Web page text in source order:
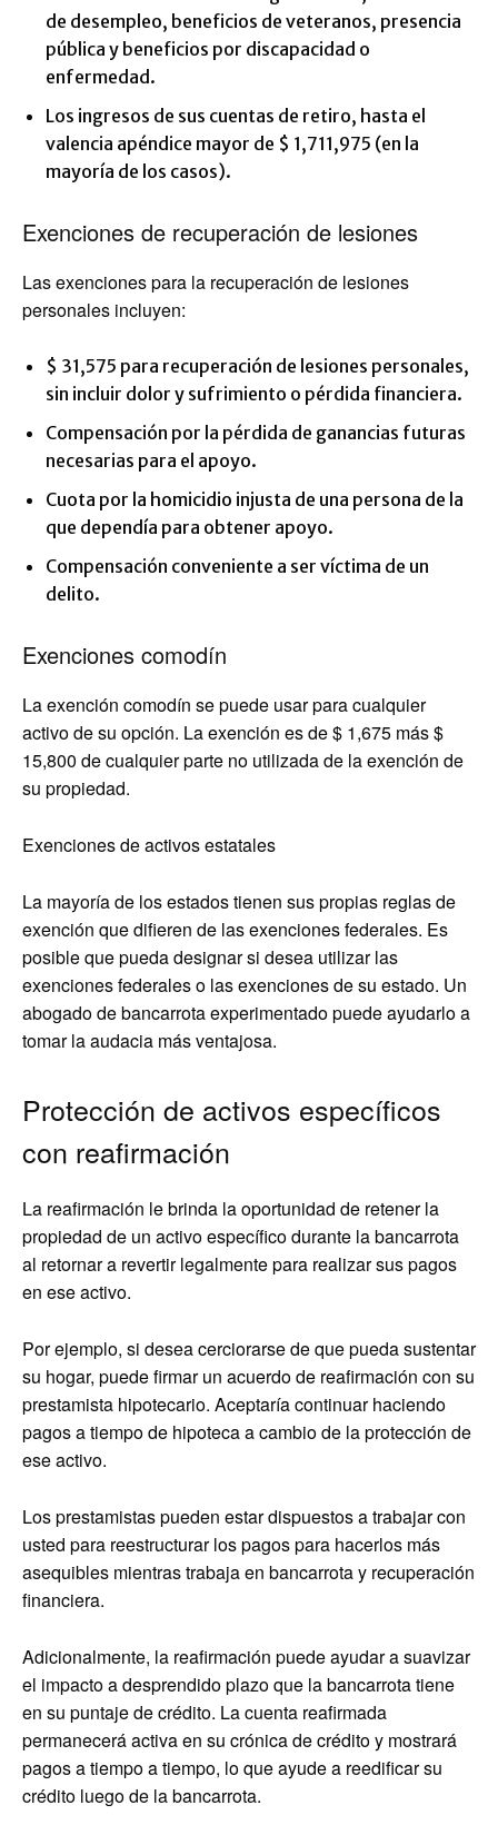
de desempleo, beneficios de veteranos, presencia
pública y beneficios por discapacidad o
enfermedad.
Los ingresos de sus cuentas de retiro, hasta el
valencia apéndice mayor de $ 1,711,975 (en la
mayoría de los casos).
Exenciones de recuperación de lesiones
Las exenciones para la recuperación de lesiones
personales incluyen:
$ 31,575 para recuperación de lesiones personales,
sin incluir dolor y sufrimiento o pérdida financiera.
Compensación por la pérdida de ganancias futuras
necesarias para el apoyo.
Cuota por la homicidio injusta de una persona de la
que dependía para obtener apoyo.
Compensación conveniente a ser víctima de un
delito.
Exenciones comodín
La exención comodín se puede usar para cualquier
activo de su opción. La exención es de $ 1,675 más $
15,800 de cualquier parte no utilizada de la exención de
su propiedad.
Exenciones de activos estatales
La mayoría de los estados tienen sus propias reglas de
exención que difieren de las exenciones federales. Es
posible que pueda designar si desea utilizar las
exenciones federales o las exenciones de su estado. Un
abogado de bancarrota experimentado puede ayudarlo a
tomar la audacia más ventajosa.
Protección de activos específicos
con reafirmación
La reafirmación le brinda la oportunidad de retener la
propiedad de un activo específico durante la bancarrota
al retornar a revertir legalmente para realizar sus pagos
en ese activo.
Por ejemplo, si desea cerciorarse de que pueda sustentar
su hogar, puede firmar un acuerdo de reafirmación con su
prestamista hipotecario. Aceptaría continuar haciendo
pagos a tiempo de hipoteca a cambio de la protección de
ese activo.
Los prestamistas pueden estar dispuestos a trabajar con
usted para reestructurar los pagos para hacerlos más
asequibles mientras trabaja en bancarrota y recuperación
financiera.
Adicionalmente, la reafirmación puede ayudar a suavizar
el impacto a desprendido plazo que la bancarrota tiene
en su puntaje de crédito. La cuenta reafirmada
permanecerá activa en su crónica de crédito y mostrará
pagos a tiempo a tiempo, lo que ayude a reedificar su
crédito luego de la bancarrota.